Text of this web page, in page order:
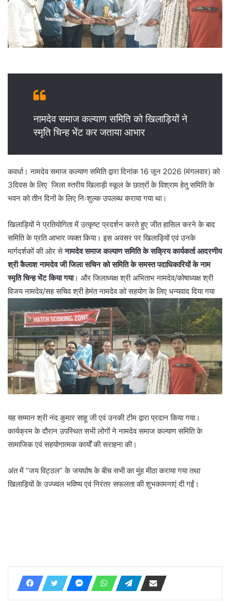
नामदेव समाज कल्याण समिति को खिलाड़ियों ने
स्मृति चिन्ह भेंट कर जताया आभार
कवर्धा। नामदेव समाज कल्याण समिति द्वारा दिनांक 16 जून 2026 (मंगलवार) को
3दिवस के लिए जिला स्तरीय खिलाड़ी स्कूल के छात्रों के विश्राम हेतु समिति के
भवन को तीन दिनों के लिए निःशुल्क उपलब्ध कराया गया था।
खिलाड़ियों ने प्रतियोगिता में उत्कृष्ट प्रदर्शन करते हुए जीत हासिल करने के बाद
समिति के प्रति आभार व्यक्त किया। इस अवसर पर खिलाड़ियों एवं उनके
मार्गदर्शकों की ओर सेनामदेव समाज कल्याण समिति के सक्रिय कार्यकर्ता आदरणीय
श्री कैलाश नामदेव जी जिला सचिन को समिति के समस्त पदाधिकारियों के नाम
स्मृति चिन्ह भेंट किया गया। और जिलाध्यक्ष श्री अभिताभ नामदेव/कोषाध्यक्ष श्री
विजय नामदेव/सह सचिव श्री हेमंत नामदेव को सहयोग के लिए धन्यवाद दिया गया
यह सम्मान श्री नंद कुमार साहू जी एवं उनकी टीम द्वारा प्रदान किया गया।
कार्यक्रम के दौरान उपस्थित सभी लोगों ने नामदेव समाज कल्याण समिति के
सामाजिक एवं सहयोगात्मक कार्यों की सराहना की।
अंत में “जय विट्ठल” के जयघोष के बीच सभी का मुंह मीठा कराया गया तथा
खिलाड़ियों के उज्ज्वल भविष्य एवं निरंतर सफलता की शुभकामनाएं दी गईं।